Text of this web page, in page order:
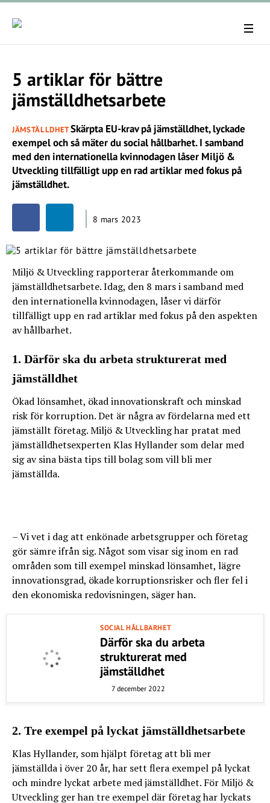
5 artiklar för bättre
jämställdhetsarbete
JÄMSTÄLLDHETSkärpta EU-krav på jämställdhet, lyckade
exempel och så mäter du social hållbarhet. I samband
med den internationella kvinnodagen låser Miljö &
Utveckling tillfälligt upp en rad artiklar med fokus på
jämställdhet.
8 mars 2023
Miljö & Utveckling rapporterar återkommande om
jämställdhetsarbete. Idag, den 8 mars i samband med
den internationella kvinnodagen, låser vi därför
tillfälligt upp en rad artiklar med fokus på den aspekten
av hållbarhet.
1. Därför ska du arbeta strukturerat med
jämställdhet
Ökad lönsamhet, ökad innovationskraft och minskad
risk för korruption. Det är några av fördelarna med ett
jämställt företag. Miljö & Utveckling har pratat med
jämställdhetsexperten Klas Hyllander som delar med
sig av sina bästa tips till bolag som vill bli mer
jämställda.
– Vi vet i dag att enkönade arbetsgrupper och företag
gör sämre ifrån sig. Något som visar sig inom en rad
områden som till exempel minskad lönsamhet, lägre
innovationsgrad, ökade korruptionsrisker och fler fel i
den ekonomiska redovisningen, säger han.
SOCIAL HÅLLBARHET
Därför ska du arbeta
strukturerat med
jämställdhet
7 december 2022
2. Tre exempel på lyckat jämställdhetsarbete
Klas Hyllander, som hjälpt företag att bli mer
jämställda i över 20 år, har sett flera exempel på lyckat
och mindre lyckat arbete med jämställdhet. För Miljö &
Utveckling ger han tre exempel där företag har lyckats